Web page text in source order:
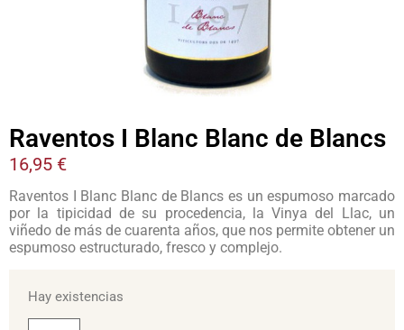
Raventos I Blanc Blanc de Blancs
16,95 €
Raventos I Blanc Blanc de Blancs es un espumoso marcado
por la tipicidad de su procedencia, la Vinya del Llac, un
viñedo de más de cuarenta años, que nos permite obtener un
espumoso estructurado, fresco y complejo.
Hay existencias